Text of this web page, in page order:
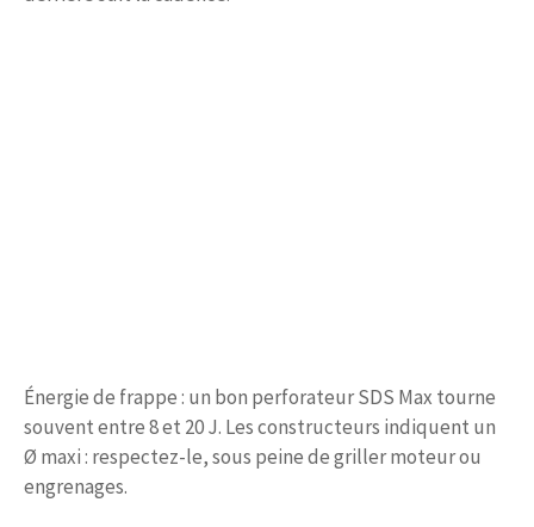
Énergie de frappe : un bon perforateur SDS Max tourne
souvent entre 8 et 20 J. Les constructeurs indiquent un
Ø maxi : respectez-le, sous peine de griller moteur ou
engrenages.